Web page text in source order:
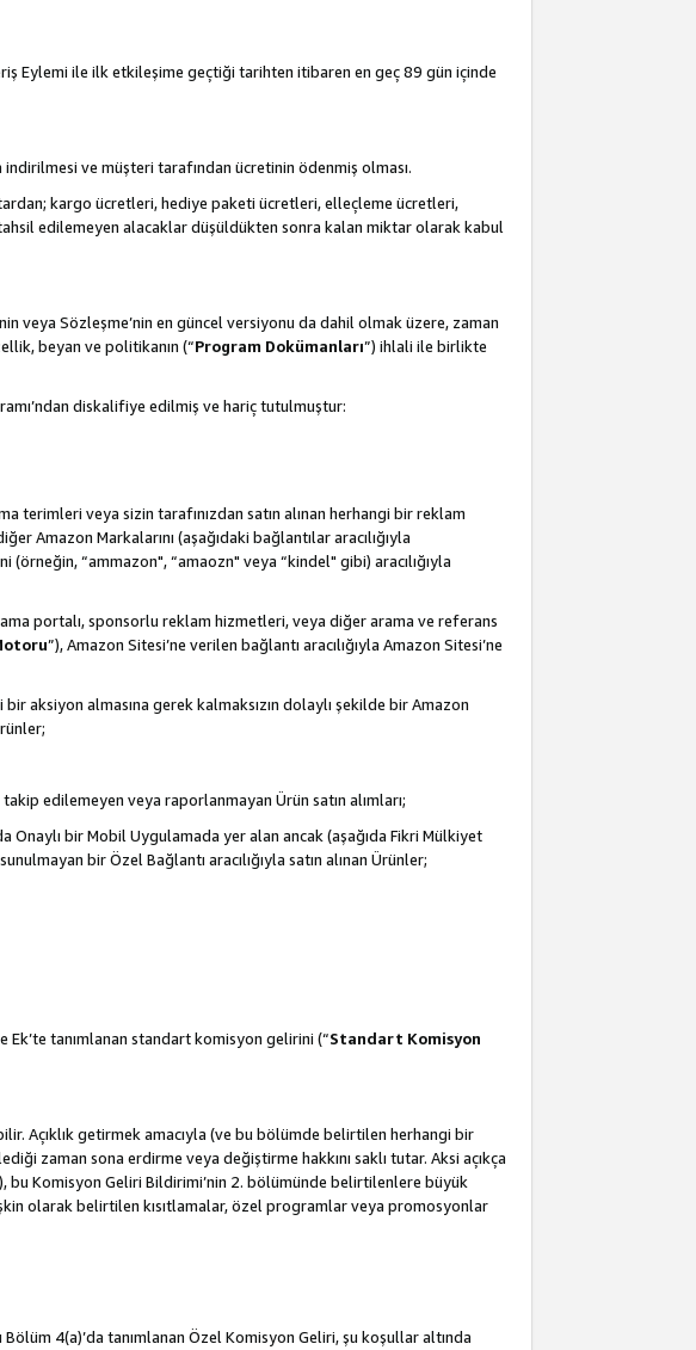
Eylemi ile ilk etkileşime geçtiği tarihten itibaren en geç 89 gün içinde
ve müşteri tarafından ücretinin ödenmiş olması.
kargo ücretleri, hediye paketi ücretleri, elleçleme ücretleri,
edilemeyen alacaklar düşüldükten sonra kalan miktar olarak kabul
veya Sözleşme’nin en güncel versiyonu da dahil olmak üzere, zaman
beyan ve politikanın (“Program Dokümanları”) ihlali ile birlikte
diskalifiye edilmiş ve hariç tutulmuştur:
terimleri veya sizin tarafınızdan satın alınan herhangi bir reklam
Amazon Markalarını (aşağıdaki bağlantılar aracılığıyla
“ammazon", “amaozn" veya “kindel" gibi) aracılığıyla
portalı, sponsorlu reklam hizmetleri, veya diğer arama ve referans
”), Amazon Sitesi’ne verilen bağlantı aracılığıyla Amazon Sitesi’ne
aksiyon almasına gerek kalmaksızın dolaylı şekilde bir Amazon
edilemeyen veya raporlanmayan Ürün satın alımları;
Onaylı bir Mobil Uygulamada yer alan ancak (aşağıda Fikri Mülkiyet
bir Özel Bağlantı aracılığıyla satın alınan Ürünler;
Ek’te tanımlanan standart komisyon gelirini (“Standart Komisyon
Açıklık getirmek amacıyla (ve bu bölümde belirtilen herhangi bir
zaman sona erdirme veya değiştirme hakkını saklı tutar. Aksi açıkça
bu Komisyon Geliri Bildirimi’nin 2. bölümünde belirtilenlere büyük
olarak belirtilen kısıtlamalar, özel programlar veya promosyonlar
4(a)’da tanımlanan Özel Komisyon Geliri, şu koşullar altında